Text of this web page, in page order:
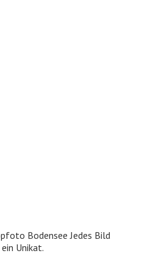
Bodensee Jedes Bild
Unikat.